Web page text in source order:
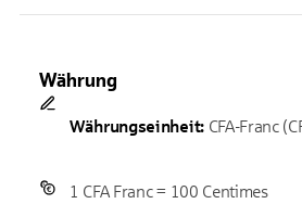
Währung
Währungseinheit:CFA-Franc
1 CFA Franc = 100 Centimes